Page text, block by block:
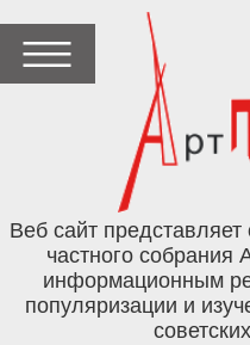
Веб сайт
частного собрания
информационным
популяризации и